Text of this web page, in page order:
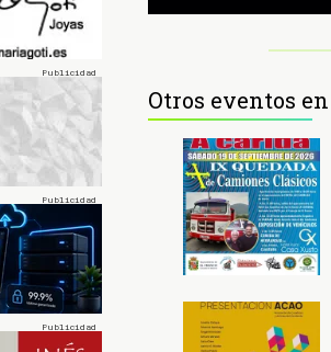
Otros eventos